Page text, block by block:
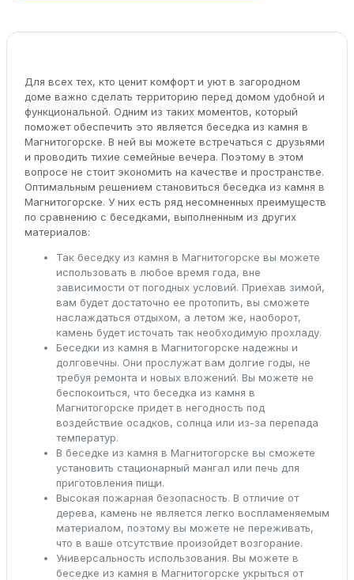
Для всех тех, кто ценит комфорт и уют в загородном
доме важно сделать территорию перед домом удобной и
функциональной. Одним из таких моментов, который
поможет обеспечить это является беседка из камня в
Магнитогорске. В ней вы можете встречаться с друзьями
и проводить тихие семейные вечера. Поэтому в этом
вопросе не стоит экономить на качестве и пространстве.
Оптимальным решением становиться беседка из камня в
Магнитогорске. У них есть ряд несомненных преимуществ
по сравнению с беседками, выполненным из других
материалов:
Так беседку из камня в Магнитогорске вы можете
использовать в любое время года, вне
зависимости от погодных условий. Приехав зимой,
вам будет достаточно ее протопить, вы сможете
наслаждаться отдыхом, а летом же, наоборот,
камень будет источать так необходимую прохладу.
Беседки из камня в Магнитогорске надежны и
долговечны. Они прослужат вам долгие годы, не
требуя ремонта и новых вложений. Вы можете не
беспокоиться, что беседка из камня в
Магнитогорске придет в негодность под
воздействие осадков, солнца или из-за перепада
температур.
В беседке из камня в Магнитогорске вы сможете
установить стационарный мангал или печь для
приготовления пищи.
Высокая пожарная безопасность. В отличие от
дерева, камень не является легко воспламеняемым
материалом, поэтому вы можете не переживать,
что в ваше отсутствие произойдет возгорание.
Универсальность использования. Вы можете в
беседке из камня в Магнитогорске укрыться от